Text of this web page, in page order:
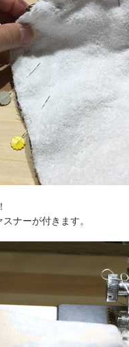
ナーが付きます。